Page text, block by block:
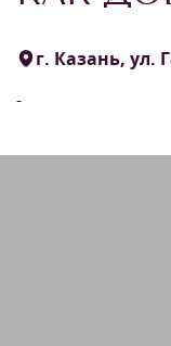
г. Казань, ул.
-